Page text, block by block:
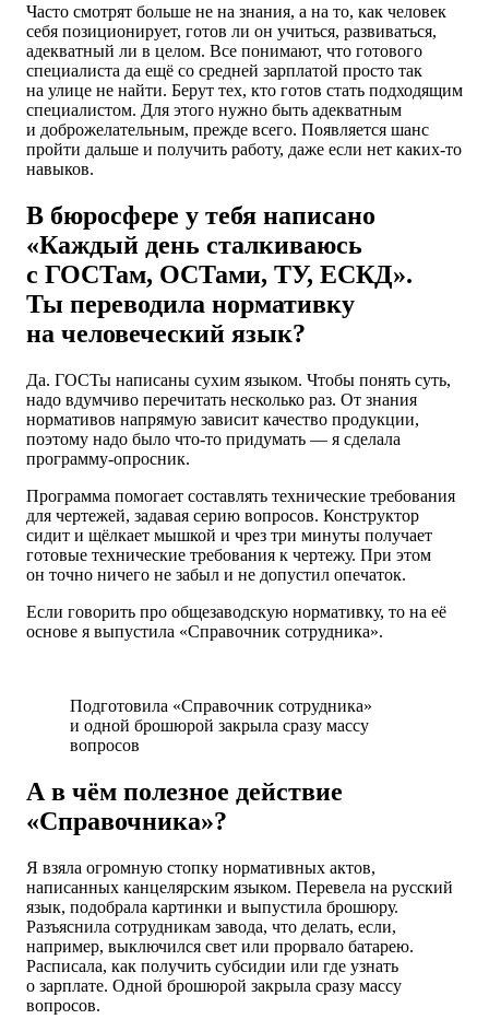
Часто смотрят больше не на знания, а на то, как человек
себя позиционирует, готов ли он учиться, развиваться,
адекватный ли в целом. Все понимают, что готового
специалиста да ещё со средней зарплатой просто так
на улице не найти. Берут тех, кто готов стать подходящим
специалистом. Для этого нужно быть адекватным
и доброжелательным, прежде всего. Появляется шанс
пройти дальше и получить работу, даже если нет каких-то
навыков.
В бюросфере у тебя написано
«Каждый день сталкиваюсь
с ГОСТам, ОСТами, ТУ, ЕСКД».
Ты переводила нормативку
на человеческий язык?
Да. ГОСТы написаны сухим языком. Чтобы понять суть,
надо вдумчиво перечитать несколько раз. От знания
нормативов напрямую зависит качество продукции,
поэтому надо было что-то придумать — я сделала
программу-опросник.
Программа помогает составлять технические требования
для чертежей, задавая серию вопросов. Конструктор
сидит и щёлкает мышкой и чрез три минуты получает
готовые технические требования к чертежу. При этом
он точно ничего не забыл и не допустил опечаток.
Если говорить про общезаводскую нормативку, то на её
основе я выпустила «Справочник сотрудника».
Подготовила «Справочник сотрудника»
и одной брошюрой закрыла сразу массу
вопросов
А в чём полезное действие
«Справочника»?
Я взяла огромную стопку нормативных актов,
написанных канцелярским языком. Перевела на русский
язык, подобрала картинки и выпустила брошюру.
Разъяснила сотрудникам завода, что делать, если,
например, выключился свет или прорвало батарею.
Расписала, как получить субсидии или где узнать
о зарплате. Одной брошюрой закрыла сразу массу
вопросов.